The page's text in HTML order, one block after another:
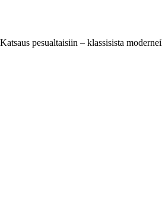
Katsaus pesualtaisiin – klassisista